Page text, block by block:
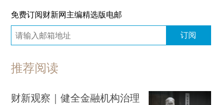
免费订阅财新网主编精选版电邮
订阅
推荐阅读
财新观察｜健全金融机构治理